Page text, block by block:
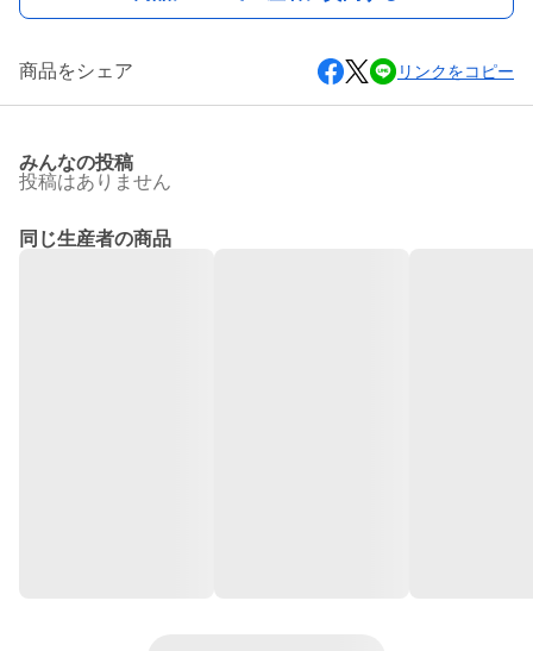
商品をシェア リンクをコピー
みんなの投稿
投稿はありません
同じ生産者の商品